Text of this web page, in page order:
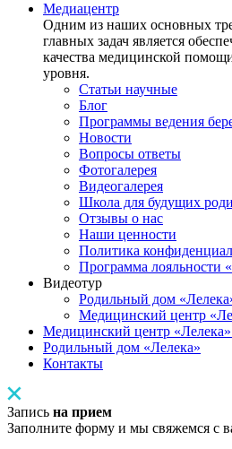
Медиацентр
Одним из наших основных
главных задач является
качества медицинской
уровня.
Статьи научные
Блог
Программы ведения
Новости
Вопросы ответы
Фотогалерея
Видеогалерея
Школа для будущих
Отзывы о нас
Наши ценности
Политика
Программа лояльности
Видеотур
Родильный дом
Медицинский центр
Медицинский центр
Родильный дом «Лелека»
Контакты
Запись на прием
Заполните форму и мы свяжемся с